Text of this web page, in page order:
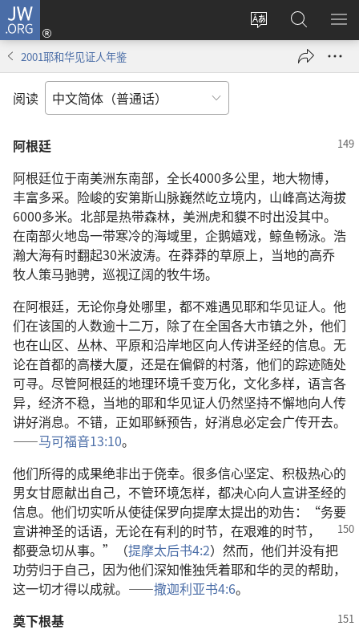
JW.ORG
更
登
录
（打
搜
索
JW.ORG
显
2001耶和华见证人年鉴
阅读
阿根廷
阿根廷位于南美洲东南部，全长4000多公里，地大物博，
丰富多采。险峻的安第斯山脉巍然屹立境内，山峰高达海拔
6000多米。北部是热带森林，美洲虎和貘不时出没其中。
在南部火地岛一带寒冷的海域里，企鹅嬉戏，鲸鱼畅泳。浩
瀚大海有时翻起30米波涛。在莽莽的草原上，当地的高乔
牧人策马驰骋，巡视辽阔的牧牛场。
在阿根廷，无论你身处哪里，都不难遇见耶和华见证人。他
们在该国的人数逾十二万，除了在全国各大市镇之外，他们
也在山区、丛林、平原和沿岸地区向人传讲圣经的信息。无
论在首都的高楼大厦，还是在偏僻的村落，他们的踪迹随处
可寻。尽管阿根廷的地理环境千变万化，文化多样，语言各
异，经济不稳，当地的耶和华见证人仍然坚持不懈地向人传
讲好消息。不错，正如耶稣预告，好消息必定会广传开去。
——马可福音13:10。
他们所得的成果绝非出于侥幸。很多信心坚定、积极热心的
男女甘愿献出自己，不管环境怎样，都决心向人宣讲圣经的
信息。他们切实听从使徒保罗向提摩太提出的劝告：“务要
宣讲神圣的话语，无论在有利的时节， 在艰难的时节，
都要急切从事。”（提摩太后书4:2）然而，他们并没有把
功劳归于自己，因为他们深知惟独凭着耶和华的灵的帮助，
这一切才得以成就。——撒迦利亚书4:6。
奠下根基